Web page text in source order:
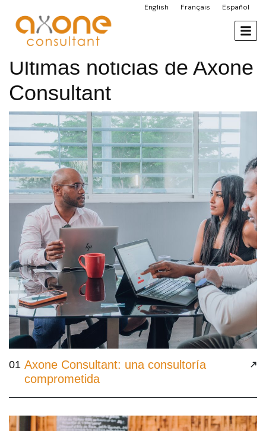
English Français Español
Últimas noticias de Axone
Consultant
01 Axone Consultant: una consultoría
comprometida